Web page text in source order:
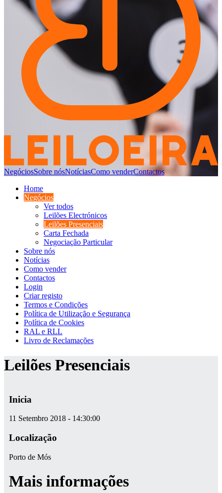
NegóciosSobre nósNotíciasComo venderContactos
Home
Negócios
Ver todos
Leilões Electrónicos
Leilões Presenciais
Carta Fechada
Negociação Particular
Sobre nós
Notícias
Como vender
Contactos
Login
Criar registo
Termos e Condições
Política de Utilização e Segurança
Política de Cookies
RAL e RLL
Livro de Reclamações
Leilões Presenciais
Inicia
11 Setembro 2018 - 14:30:00
Localização
Porto de Mós
Mais informações